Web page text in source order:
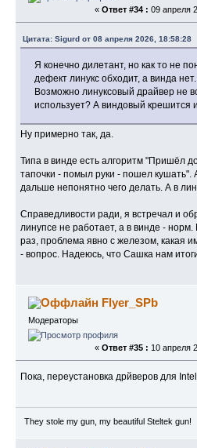
« Ответ #34 : 09 апреля
Цитата: Sigurd от 08 апреля 2026, 18:58:28
Я конечно дилетант, но как то не
дефект линукс обходит, а винда нет.
Возможно линуксовый драйвер не
использует? А виндовый крешится
Ну примерно так, да.
Типа в винде есть алгоритм "Пришёл
тапочки - помыл руки - пошел кушать".
дальше непонятно чего делать. А в
Справедливости ради, я встречал и
линупсе не работает, а в винде -
раз, проблема явно с железом, какая
- вопрос. Надеюсь, что Сашка нам
Flyer_SPb
Модераторы
« Ответ #35 : 10 апреля
Пока, переустановка дрйверов для
They stole my gun, my beautiful Steltek gun!